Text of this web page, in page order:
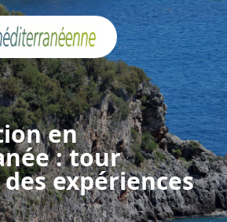
en
: tour
expériences
cookies